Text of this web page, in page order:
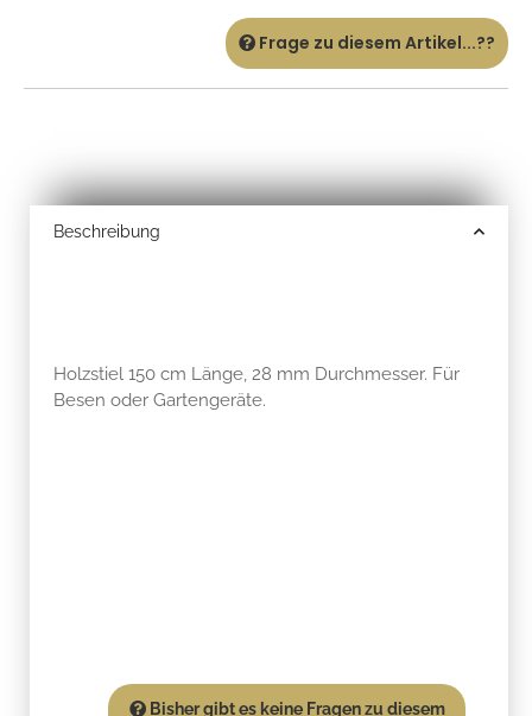
Frage zu diesem Artikel...??
Beschreibung
Holzstiel 150 cm Länge, 28 mm Durchmesser. Für
Besen oder Gartengeräte.
Bisher gibt es keine Fragen zu diesem